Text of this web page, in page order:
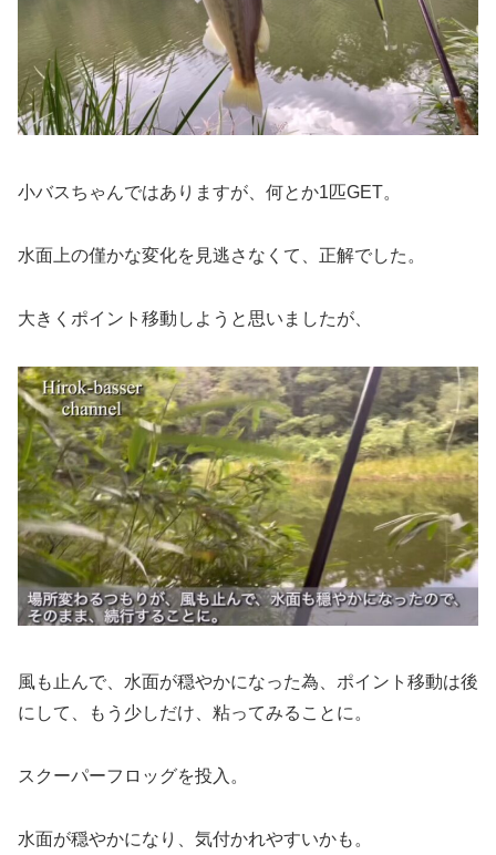
小バスちゃんではありますが、何とか1匹GET。
水面上の僅かな変化を見逃さなくて、正解でした。
大きくポイント移動しようと思いましたが、
風も止んで、水面が穏やかになった為、ポイント移動は後
にして、もう少しだけ、粘ってみることに。
スクーパーフロッグを投入。
水面が穏やかになり、気付かれやすいかも。